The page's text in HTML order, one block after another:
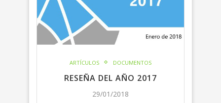
ARTÍCULOS DOCUMENTOS
RESEÑA DEL AÑO 2017
29/01/2018